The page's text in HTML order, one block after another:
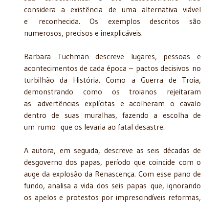
considera a existência de uma alternativa viável
e reconhecida. Os exemplos descritos são
numerosos, precisos e inexplicáveis.
Barbara Tuchman descreve lugares, pessoas e
acontecimentos de cada época – pactos decisivos no
turbilhão da História. Como a Guerra de Troia,
demonstrando como os troianos rejeitaram
as advertências explícitas e acolheram o cavalo
dentro de suas muralhas, fazendo a escolha de
um rumo que os levaria ao fatal desastre.
A autora, em seguida, descreve as seis décadas de
desgoverno dos papas, período que coincide com o
auge da explosão da Renascença. Com esse pano de
fundo, analisa a vida dos seis papas que, ignorando
os apelos e protestos por imprescindíveis reformas,